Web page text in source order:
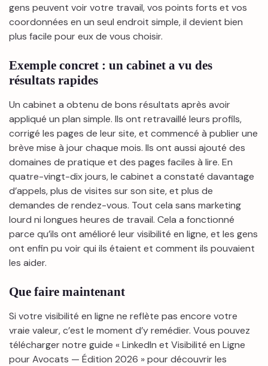
gens peuvent voir votre travail, vos points forts et vos
coordonnées en un seul endroit simple, il devient bien
plus facile pour eux de vous choisir.
Exemple concret : un cabinet a vu des
résultats rapides
Un cabinet a obtenu de bons résultats après avoir
appliqué un plan simple. Ils ont retravaillé leurs profils,
corrigé les pages de leur site, et commencé à publier une
brève mise à jour chaque mois. Ils ont aussi ajouté des
domaines de pratique et des pages faciles à lire. En
quatre-vingt-dix jours, le cabinet a constaté davantage
d’appels, plus de visites sur son site, et plus de
demandes de rendez-vous. Tout cela sans marketing
lourd ni longues heures de travail. Cela a fonctionné
parce qu’ils ont amélioré leur visibilité en ligne, et les gens
ont enfin pu voir qui ils étaient et comment ils pouvaient
les aider.
Que faire maintenant
Si votre visibilité en ligne ne reflète pas encore votre
vraie valeur, c’est le moment d’y remédier. Vous pouvez
télécharger notre guide « LinkedIn et Visibilité en Ligne
pour Avocats — Édition 2026 » pour découvrir les